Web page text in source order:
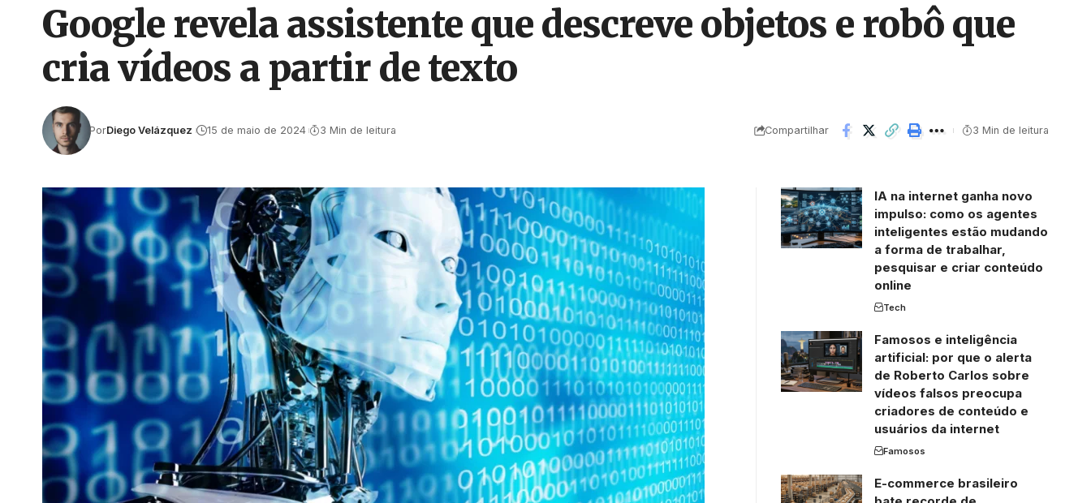
Google revela assistente que descreve objetos e robô que
cria vídeos a partir de texto
PorDiego Velázquez 15 de maio de 2024 3 Min de leitura Compartilhar 3 Min de leitura
IA na internet ganha novo
impulso: como os agentes
inteligentes estão mudando
a forma de trabalhar,
pesquisar e criar conteúdo
online
Tech
Famosos e inteligência
artificial: por que o alerta
de Roberto Carlos sobre
vídeos falsos preocupa
criadores de conteúdo e
usuários da internet
Famosos
E-commerce brasileiro